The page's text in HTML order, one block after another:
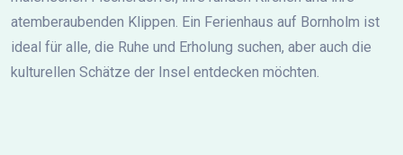
atemberaubenden Klippen. Ein Ferienhaus auf Bornholm ist
ideal für alle, die Ruhe und Erholung suchen, aber auch die
kulturellen Schätze der Insel entdecken möchten.